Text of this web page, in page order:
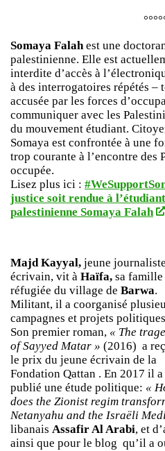
Somaya Falahest une
palestinienne. Elle est
interdite d’accès à
à des interrogatoires répétés –
accusée par les forces
communiquer avec les
du mouvement étudiant.
Somaya est confrontée à une
trop courante à l’encontre des
occupée.
Lisez plus ici :
justice soit rendue à
palestinienne Somaya Falah
Majd Kayyal, jeune
écrivain, vit à Haïfa, sa famille
réfugiée du village de Barwa.
Militant, il a coorganisé
campagnes et projets
Son premier roman, « The
of Sayyed Matar » (2016) a
le prix du jeune écrivain de la
Fondation Qattan . En 2017 il a
publié une étude politique: «
does the Zionist regim
Netanyahu and the Israëli
libanais Assafir Al Arabi, et
ainsi que pour le blog qu’il a